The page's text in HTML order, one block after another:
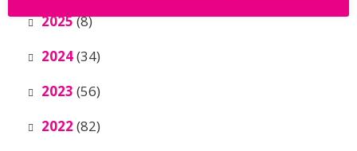
2025(8)
2024(34)
2023 (56)
2022 (82)